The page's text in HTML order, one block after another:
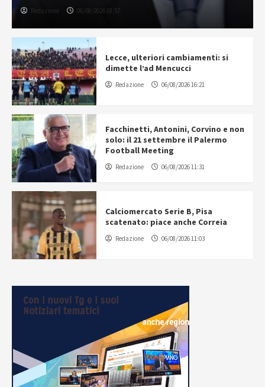
Redazione 06/08/2026 18:57
Lecce, ulteriori cambiamenti: si
dimette l’ad Mencucci
Redazione 06/08/2026 16:21
Facchinetti, Antonini, Corvino e non
solo: il 21 settembre il Palermo
Football Meeting
Redazione 06/08/2026 11:31
Calciomercato Serie B, Pisa
scatenato: piace anche Correia
Redazione 06/08/2026 11:03